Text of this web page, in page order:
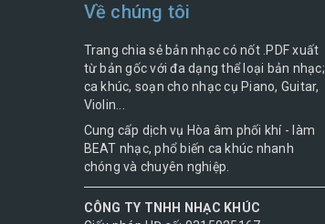
Về chúng tôi
Trang chia sẻ bản nhạc có nốt .PDF xuất
từ bản gốc với đa dạng thể loại bản nhạc;
ca khúc, soạn cho nhạc cụ Piano, Guitar,
Violin...
Cung cấp dịch vụ Hòa âm phối khí - làm
BEAT nhạc, phổ biến ca khúc nhanh
chóng và chuyên nghiệp.
CÔNG TY TNHH NHẠC KHÚC